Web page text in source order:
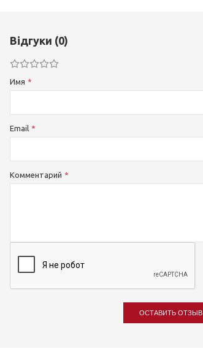
Відгуки (0)
Имя
Email
Комментарий
ОСТАВИТЬ ОТЗЫВ